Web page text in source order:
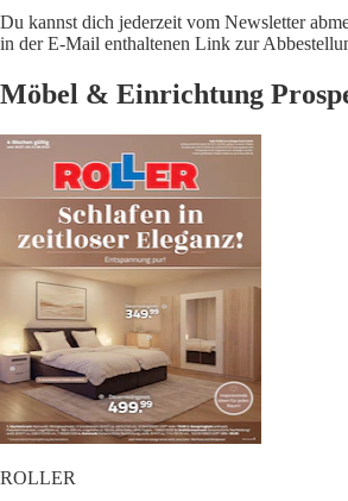
Du kannst dich jederzeit vom Newsletter
in der E-Mail enthaltenen Link zur
Möbel & Einrichtung
ROLLER